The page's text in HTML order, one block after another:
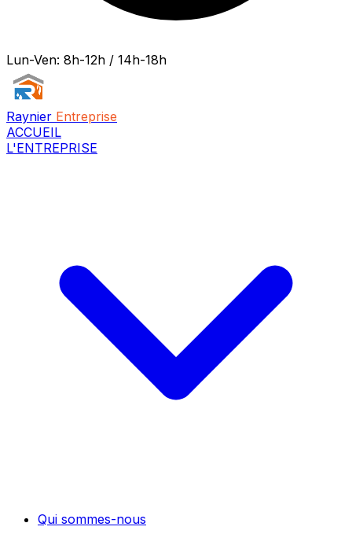
Lun-Ven: 8h-12h / 14h-18h
Raynier Entreprise
ACCUEIL
L'ENTREPRISE
Qui sommes-nous